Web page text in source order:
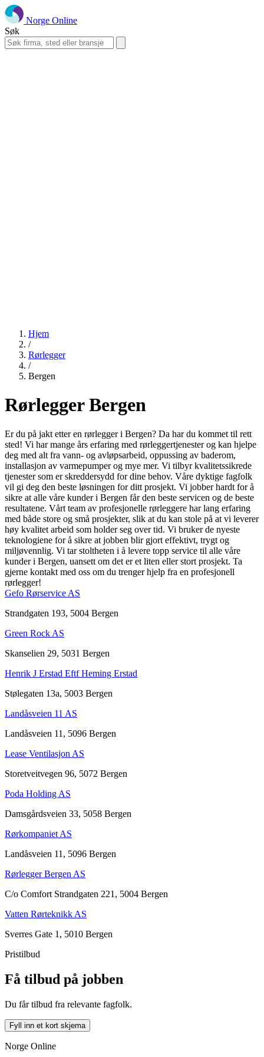
Norge Online
Søk
Hjem
/
Rørlegger
/
Bergen
Rørlegger Bergen
Er du på jakt etter en rørlegger i Bergen? Da har du kommet til rett
sted! Vi har mange års erfaring med rørleggertjenester og kan hjelpe
deg med alt fra vann- og avløpsarbeid, oppussing av baderom,
installasjon av varmepumper og mye mer. Vi tilbyr kvalitetssikrede
tjenester som er skreddersydd for dine behov. Våre dyktige fagfolk
vil gi deg den beste løsningen for ditt prosjekt. Vi jobber hardt for å
sikre at alle våre kunder i Bergen får den beste servicen og de beste
resultatene. Vårt team av profesjonelle rørleggere har lang erfaring
med både store og små prosjekter, slik at du kan stole på at vi leverer
høy kvalitet arbeid som holder seg over tid. Vi bruker de nyeste
teknologiene for å sikre at jobben blir gjort effektivt, trygt og
miljøvennlig. Vi tar stoltheten i å levere topp service til alle våre
kunder i Bergen, uansett om det er et liten eller stort prosjekt. Ta
gjerne kontakt med oss om du trenger hjelp fra en profesjonell
rørlegger!
Gefo Rørservice AS
Strandgaten 193, 5004 Bergen
Green Rock AS
Skanselien 29, 5031 Bergen
Henrik J Erstad Eftf Heming Erstad
Stølegaten 13a, 5003 Bergen
Landåsveien 11 AS
Landåsveien 11, 5096 Bergen
Lease Ventilasjon AS
Storetveitvegen 96, 5072 Bergen
Poda Holding AS
Damsgårdsveien 33, 5058 Bergen
Rørkompaniet AS
Landåsveien 11, 5096 Bergen
Rørlegger Bergen AS
C/o Comfort Strandgaten 221, 5004 Bergen
Vatten Rørteknikk AS
Sverres Gate 1, 5010 Bergen
Pristilbud
Få tilbud på jobben
Du får tilbud fra relevante fagfolk.
Fyll inn et kort skjema
Norge Online